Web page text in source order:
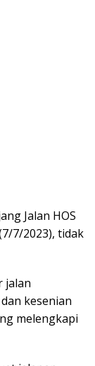
Jalan HOS
7/2023), tidak
jalan
kesenian
melengkapi